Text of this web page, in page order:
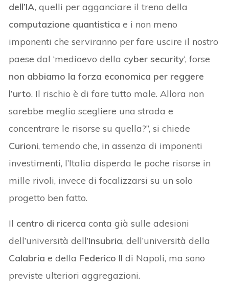
dell’IA, quelli per agganciare il treno della
computazione quantistica e i non meno
imponenti che serviranno per fare uscire il nostro
paese dal ‘medioevo della cyber security‘, forse
non abbiamo la forza economica per reggere
l’urto. Il rischio è di fare tutto male. Allora non
sarebbe meglio scegliere una strada e
concentrare le risorse su quella?”, si chiede
Curioni, temendo che, in assenza di imponenti
investimenti, l’Italia disperda le poche risorse in
mille rivoli, invece di focalizzarsi su un solo
progetto ben fatto.
Il centro di ricerca conta già sulle adesioni
dell’università dell’Insubria, dell’università della
Calabria e della Federico IIdi Napoli, ma sono
previste ulteriori aggregazioni.